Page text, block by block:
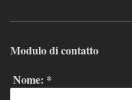
Modulo di contatto
Nome: *